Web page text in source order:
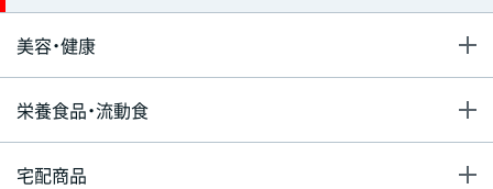
美容・健康
栄養食品・流動食
宅配商品